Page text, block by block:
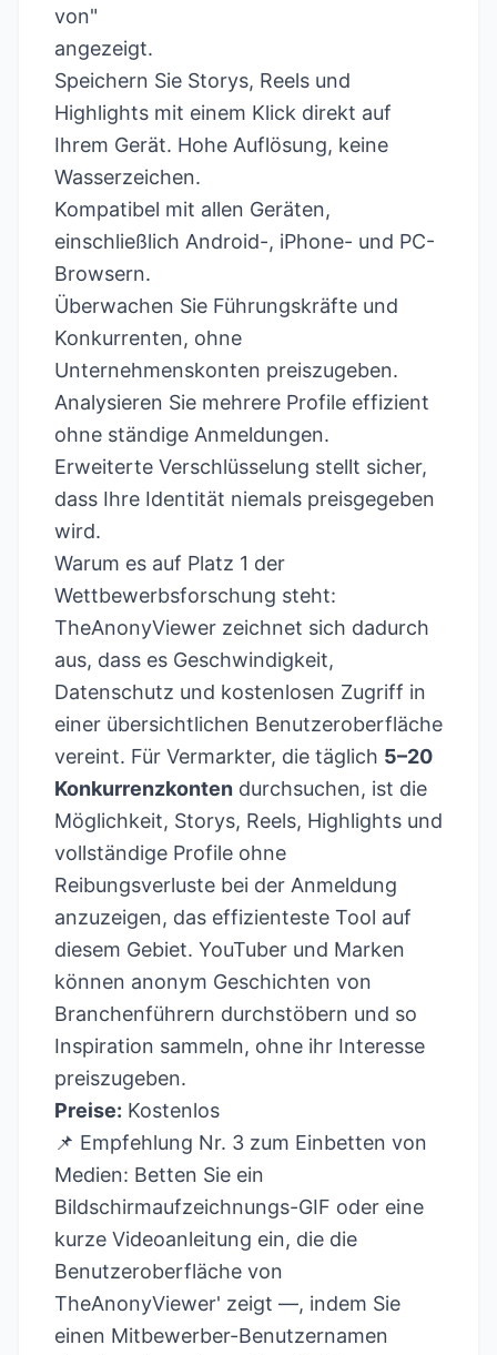
von"
angezeigt.
Speichern Sie Storys, Reels und
Highlights mit einem Klick direkt auf
Ihrem Gerät. Hohe Auflösung, keine
Wasserzeichen.
Kompatibel mit allen Geräten,
einschließlich Android-, iPhone- und PC-
Browsern.
Überwachen Sie Führungskräfte und
Konkurrenten, ohne
Unternehmenskonten preiszugeben.
Analysieren Sie mehrere Profile effizient
ohne ständige Anmeldungen.
Erweiterte Verschlüsselung stellt sicher,
dass Ihre Identität niemals preisgegeben
wird.
Warum es auf Platz 1 der
Wettbewerbsforschung steht:
TheAnonyViewer zeichnet sich dadurch
aus, dass es Geschwindigkeit,
Datenschutz und kostenlosen Zugriff in
einer übersichtlichen Benutzeroberfläche
vereint. Für Vermarkter, die täglich 5–20
Konkurrenzkonten durchsuchen, ist die
Möglichkeit, Storys, Reels, Highlights und
vollständige Profile ohne
Reibungsverluste bei der Anmeldung
anzuzeigen, das effizienteste Tool auf
diesem Gebiet. YouTuber und Marken
können anonym Geschichten von
Branchenführern durchstöbern und so
Inspiration sammeln, ohne ihr Interesse
preiszugeben.
Preise: Kostenlos
📌 Empfehlung Nr. 3 zum Einbetten von
Medien: Betten Sie ein
Bildschirmaufzeichnungs-GIF oder eine
kurze Videoanleitung ein, die die
Benutzeroberfläche von
TheAnonyViewer' zeigt —, indem Sie
einen Mitbewerber-Benutzernamen